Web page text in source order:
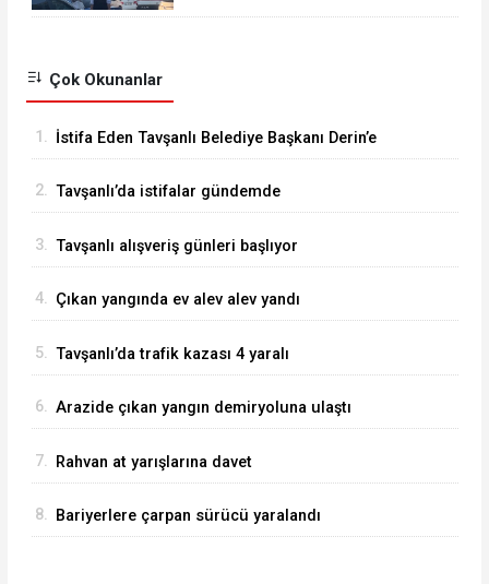
Çok Okunanlar
1. İstifa Eden Tavşanlı Belediye Başkanı Derin’e
2. Tavşanlı’da istifalar gündemde
3. Tavşanlı alışveriş günleri başlıyor
4. Çıkan yangında ev alev alev yandı
5. Tavşanlı’da trafik kazası 4 yaralı
6. Arazide çıkan yangın demiryoluna ulaştı
7. Rahvan at yarışlarına davet
8. Bariyerlere çarpan sürücü yaralandı